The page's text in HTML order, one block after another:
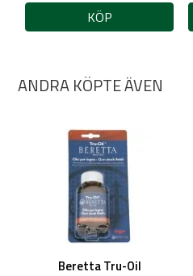
KÖP
ANDRA KÖPTE ÄVEN
Beretta Tru-Oil